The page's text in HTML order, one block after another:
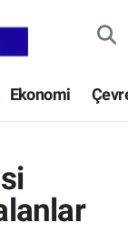
Ekonomi